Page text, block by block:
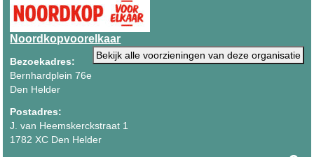
Noordkopvoorelkaar
Bekijk alle voorzieningen van deze organisatie
Bezoekadres:
Bernhardplein 76e
Den Helder
Postadres:
J. van Heemskerckstraat 1
1782 XC Den Helder